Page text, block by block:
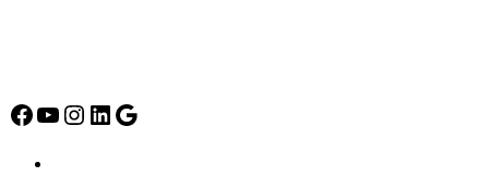
Facebook
YouTube
Instagram
LinkedIn
Google